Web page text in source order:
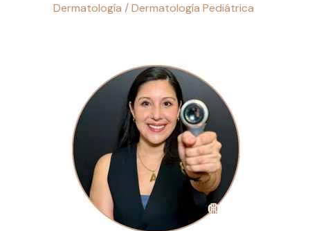
Dermatología / Dermatología Pediátrica